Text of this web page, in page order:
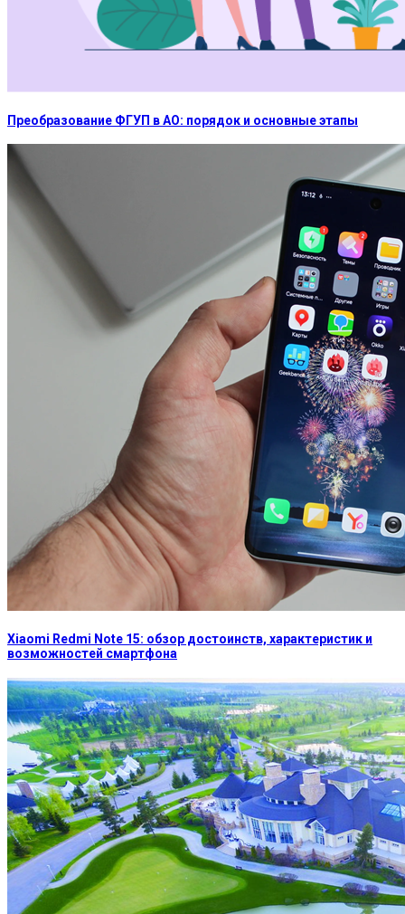
Преобразование ФГУП в АО: порядок и основные этапы
Xiaomi Redmi Note 15: обзор достоинств, характеристик и
возможностей смартфона